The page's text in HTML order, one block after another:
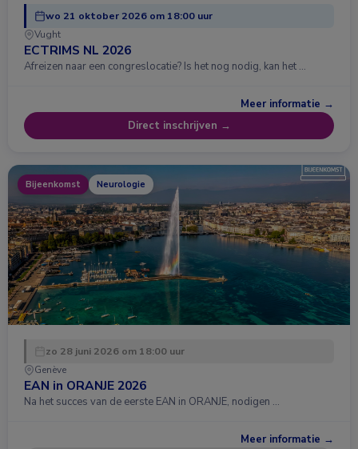
wo 21 oktober 2026 om 18:00 uur
Vught
ECTRIMS NL 2026
Afreizen naar een congreslocatie? Is het nog nodig, kan het …
Meer informatie →
Direct inschrijven →
Bijeenkomst Neurologie
zo 28 juni 2026 om 18:00 uur
Genève
EAN in ORANJE 2026
Na het succes van de eerste EAN in ORANJE, nodigen …
Meer informatie →